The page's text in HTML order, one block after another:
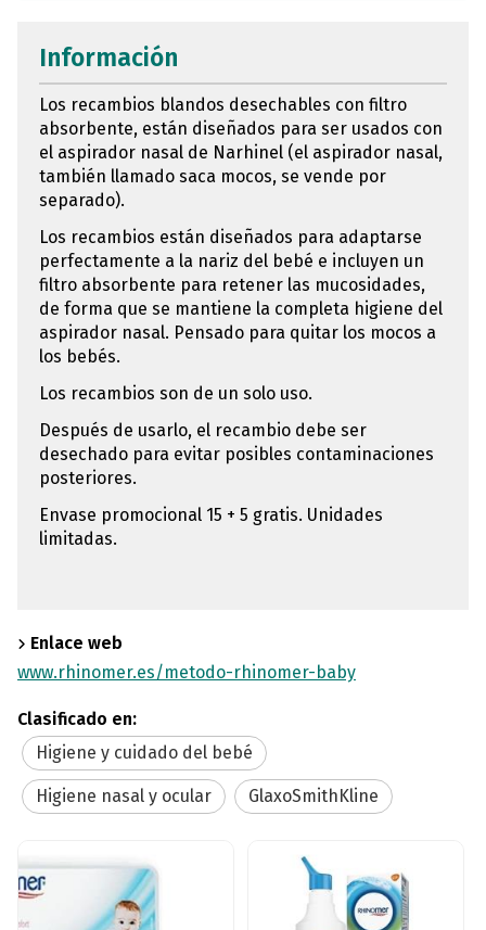
Información
Los recambios blandos desechables con filtro
absorbente, están diseñados para ser usados con
el aspirador nasal de Narhinel (el aspirador nasal,
también llamado saca mocos, se vende por
separado).
Los recambios están diseñados para adaptarse
perfectamente a la nariz del bebé e incluyen un
filtro absorbente para retener las mucosidades,
de forma que se mantiene la completa higiene del
aspirador nasal. Pensado para quitar los mocos a
los bebés.
Los recambios son de un solo uso.
Después de usarlo, el recambio debe ser
desechado para evitar posibles contaminaciones
posteriores.
Envase promocional 15 + 5 gratis. Unidades
limitadas.
Enlace web
www.rhinomer.es/metodo-rhinomer-baby
Clasificado en:
Higiene y cuidado del bebé
Higiene nasal y ocular GlaxoSmithKline